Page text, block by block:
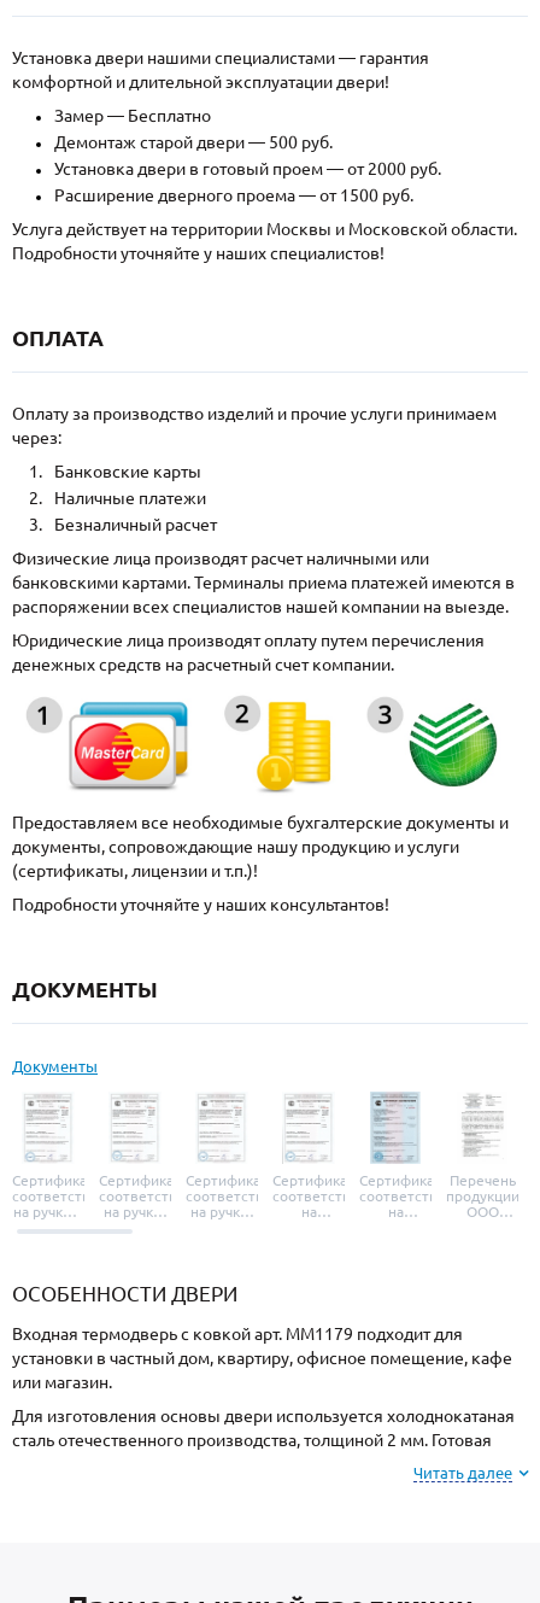
Установка двери нашими специалистами — гарантия
комфортной и длительной эксплуатации двери!
Замер — Бесплатно
Демонтаж старой двери — 500 руб.
Установка двери в готовый проем — от 2000 руб.
Расширение дверного проема — от 1500 руб.
Услуга действует на территории Москвы и Московской области.
Подробности уточняйте у наших специалистов!
ОПЛАТА
Оплату за производство изделий и прочие услуги принимаем
через:
Банковские карты
Наличные платежи
Безналичный расчет
Физические лица производят расчет наличными или
банковскими картами. Терминалы приема платежей имеются в
распоряжении всех специалистов нашей компании на выезде.
Юридические лица производят оплату путем перечисления
денежных средств на расчетный счет компании.
Предоставляем все необходимые бухгалтерские документы и
документы, сопровождающие нашу продукцию и услуги
(сертификаты, лицензии и т.п.)!
Подробности уточняйте у наших консультантов!
ДОКУМЕНТЫ
Документы
Сертификат
соответствия
на ручки и
броненакладки
Сертификат
соответствия
на ручки-
защелки
Сертификат
соответствия
на ручки-
Сертификат
соответствия
на
Сертификат
соответствия
на
Перечень
продукции
ООО
ОСОБЕННОСТИ ДВЕРИ
Входная термодверь с ковкой арт. ММ1179 подходит для
установки в частный дом, квартиру, офисное помещение, кафе
или магазин.
Для изготовления основы двери используется холоднокатаная
сталь отечественного производства, толщиной 2 мм. Готовая
конструкция имеет необходимую прочность и устойчивость к
Читать далее